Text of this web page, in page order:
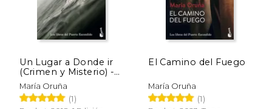
Un Lugar a Donde ir
(Crimen y Misterio) -
Mar&Iacute;A
Oru&Ntilde;A - Libro
Físico
María Oruña
(1)
El Camino del Fuego
María Oruña
(1)